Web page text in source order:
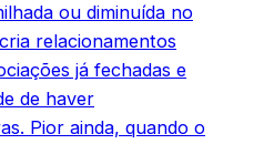
ou diminuída no
relacionamentos
já fechadas e
de haver
Pior ainda, quando o